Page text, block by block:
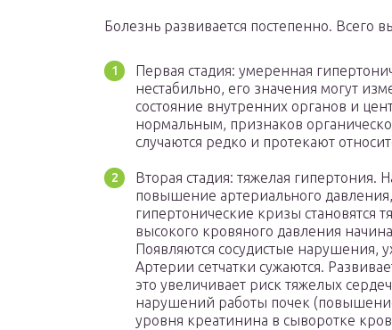
Болезнь развивается постепенно. Всего
Первая стадия: умеренная
нестабильно, его значения могут
состояние внутренних органов и
нормальным, признаков
случаются редко и протекают
Вторая стадия: тяжелая гипертония.
повышение артериального давления,
гипертонические кризы становятся
высокого кровяного давления
Появляются сосудистые нарушения,
Артерии сетчатки сужаются.
это увеличивает риск тяжелых
нарушений работы почек
уровня креатинина в сыворотке